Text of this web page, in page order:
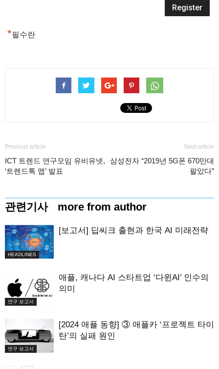
*필수란
Previous article
ICT 트렌드 연구모임 유비유넷,
‘트렌드톡 맵’ 발표
Next article
삼성전자 “2019년 5G폰 670만대
팔았다”
관련기사 more from author
HEADLINES
[보고서] 딥씨크 출현과 한국 AI 미래전략
연구 보고서
애플, 캐나다 AI 스타트업 ‘다윈AI’ 인수의
의미
연구 보고서
[2024 애플 동향] ③ 애플카 ‘프로젝트 타이
탄’의 실패 원인